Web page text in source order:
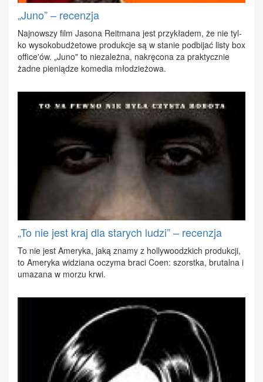
„Juno” – recenzja
Naj­now­szy film Ja­so­na Re­it­ma­na jest przy­kła­dem, że nie tyl­
ko wy­so­ko­bu­dże­to­we pro­duk­cje są w sta­nie pod­bi­jać li­sty box
of­fi­ce'ów. „Ju­no" to nie­za­leż­na, na­krę­co­na za prak­tycz­nie
żad­ne pie­nią­dze ko­me­dia mło­dzie­żo­wa.
„To nie jest kraj dla starych ludzi” – recenzja
To nie jest Ame­ry­ka, ja­ką zna­my z hol­ly­wo­odz­kich pro­duk­cji,
to Ame­ry­ka wi­dzia­na oczy­ma bra­ci Co­en: szorst­ka, bru­tal­na i
uma­za­na w mo­rzu krwi.